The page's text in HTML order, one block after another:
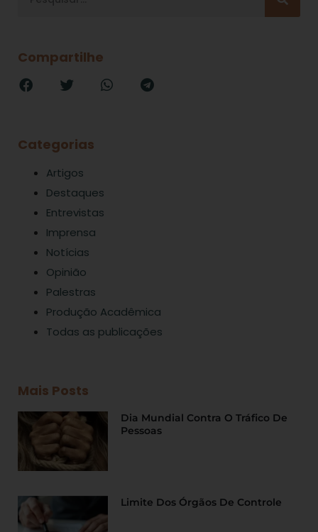
Compartilhe
Categorias
Artigos
Destaques
Entrevistas
Imprensa
Notícias
Opinião
Palestras
Produção Acadêmica
Todas as publicações
Mais Posts
Dia Mundial Contra O Tráfico De
Pessoas
Limite Dos Órgãos De Controle